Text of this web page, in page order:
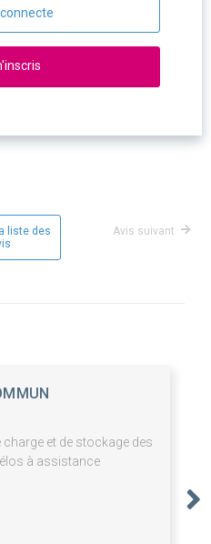
liste des
Avis suivant
et de stockage des
à assistance